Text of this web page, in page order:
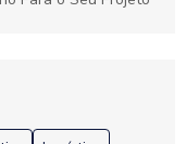
Reforçada